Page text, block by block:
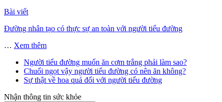
Bài viết
Đường nhân tạo có thực sự an toàn với người tiểu đường
… Xem thêm
Người tiểu đường muốn ăn cơm trắng phải làm sao?
Chuối ngọt vậy người tiểu đường có nên ăn không?
Sự thật về hoa quả đối với người tiểu đường
Nhận thông tin sức khỏe